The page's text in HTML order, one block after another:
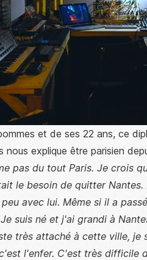
et de ses 22 ans, ce
explique être parisien
pas du tout Paris. Je crois
le besoin de quitter
avec lui. Même si il a
suis né et j'ai grandi à
très attaché à cette ville,
l'enfer. C'est très difficile